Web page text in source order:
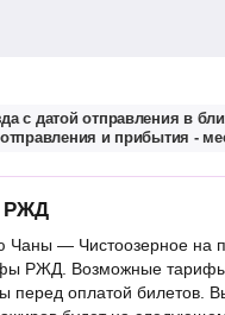
с датой отправления в
и прибытия -
РЖД
Чаны — Чистоозерное на
РЖД. Возможные тарифы
перед оплатой билетов.